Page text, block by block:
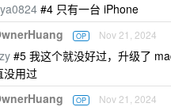
#4 只有一台 iPhone
OP Nov 21, 2024
#5 我这个就没好过，升级了
没用过
OP Nov 21, 2024